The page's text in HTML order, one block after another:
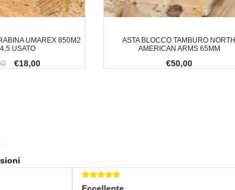
UMAREX 850M2
USATO
€18,00
ASTA BLOCCO TAMBURO NORTH
AMERICAN ARMS 65MM
€50,00